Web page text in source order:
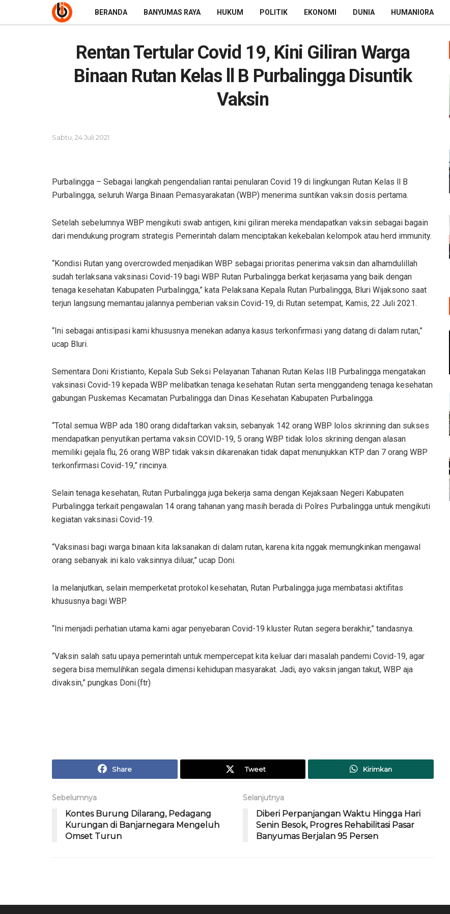
BERANDA BANYUMAS RAYA HUKUM POLITIK EKONOMI DUNIA HUMANIORA
Rentan Tertular Covid 19, Kini Giliran Warga
Binaan Rutan Kelas ll B Purbalingga Disuntik
Vaksin
Sabtu, 24 Juli 2021
Purbalingga – Sebagai langkah pengendalian rantai penularan Covid 19 di lingkungan Rutan Kelas ll B
Purbalingga, seluruh Warga Binaan Pemasyarakatan (WBP) menerima suntikan vaksin dosis pertama.
Setelah sebelumnya WBP mengikuti swab antigen, kini giliran mereka mendapatkan vaksin sebagai bagain
dari mendukung program strategis Pemerintah dalam menciptakan kekebalan kelompok atau herd immunity.
“Kondisi Rutan yang overcrowded menjadikan WBP sebagai prioritas penerima vaksin dan alhamdulillah
sudah terlaksana vaksinasi Covid-19 bagi WBP Rutan Purbalingga berkat kerjasama yang baik dengan
tenaga kesehatan Kabupaten Purbalingga,” kata Pelaksana Kepala Rutan Purbalingga, Bluri Wijaksono saat
terjun langsung memantau jalannya pemberian vaksin Covid-19, di Rutan setempat, Kamis, 22 Juli 2021.
“Ini sebagai antisipasi kami khususnya menekan adanya kasus terkonfirmasi yang datang di dalam rutan,”
ucap Bluri.
Sementara Doni Kristianto, Kepala Sub Seksi Pelayanan Tahanan Rutan Kelas IIB Purbalingga mengatakan
vaksinasi Covid-19 kepada WBP melibatkan tenaga kesehatan Rutan serta menggandeng tenaga kesehatan
gabungan Puskemas Kecamatan Purbalingga dan Dinas Kesehatan Kabupaten Purbalingga.
“Total semua WBP ada 180 orang didaftarkan vaksin, sebanyak 142 orang WBP lolos skrinning dan sukses
mendapatkan penyutikan pertama vaksin COVID-19, 5 orang WBP tidak lolos skrining dengan alasan
memiliki gejala flu, 26 orang WBP tidak vaksin dikarenakan tidak dapat menunjukkan KTP dan 7 orang WBP
terkonfirmasi Covid-19,” rincinya.
Selain tenaga kesehatan, Rutan Purbalingga juga bekerja sama dengan Kejaksaan Negeri Kabupaten
Purbalingga terkait pengawalan 14 orang tahanan yang masih berada di Polres Purbalingga untuk mengikuti
kegiatan vaksinasi Covid-19.
“Vaksinasi bagi warga binaan kita laksanakan di dalam rutan, karena kita nggak memungkinkan mengawal
orang sebanyak ini kalo vaksinnya diluar,” ucap Doni.
Ia melanjutkan, selain memperketat protokol kesehatan, Rutan Purbalingga juga membatasi aktifitas
khususnya bagi WBP.
“Ini menjadi perhatian utama kami agar penyebaran Covid-19 kluster Rutan segera berakhir,” tandasnya.
“Vaksin salah satu upaya pemerintah untuk mempercepat kita keluar dari masalah pandemi Covid-19, agar
segera bisa memulihkan segala dimensi kehidupan masyarakat. Jadi, ayo vaksin jangan takut, WBP aja
divaksin,” pungkas Doni.(ftr)
Share Tweet Kirimkan
Sebelumnya
Kontes Burung Dilarang, Pedagang
Kurungan di Banjarnegara Mengeluh
Omset Turun
Selanjutnya
Diberi Perpanjangan Waktu Hingga Hari
Senin Besok, Progres Rehabilitasi Pasar
Banyumas Berjalan 95 Persen